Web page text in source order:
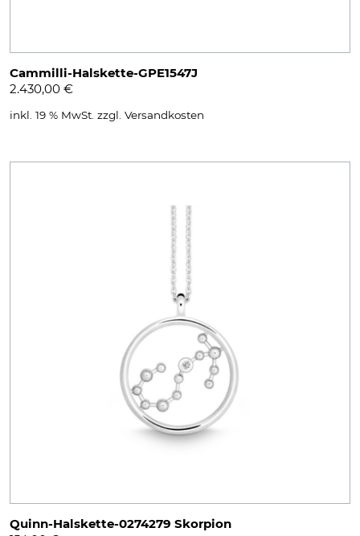
Cammilli-Halskette-GPE1547J
2.430,00 €
inkl. 19 % MwSt. zzgl. Versandkosten
Quinn-Halskette-0274279 Skorpion